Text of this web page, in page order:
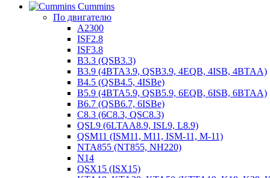
Cummins
По двигателю
A2300
ISF2.8
ISF3.8
B3.3 (QSB3.3)
B3.9 (4BTA3.9, QSB3.9, 4EQB, 4ISB, 4BTAA)
B4.5 (QSB4.5, 4ISBe)
B5.9 (4BTA5.9, QSB5.9, 6EQB, 6ISB, 6BTAA)
B6.7 (QSB6.7, 6ISBe)
C8.3 (6C8.3, QSC8.3)
QSL9 (6LTAA8.9, ISL9, L8.9)
QSM11 (ISM11, M11, ISM-11, M-11)
NTA855 (NT855, NH220)
N14
QSX15 (ISX15)